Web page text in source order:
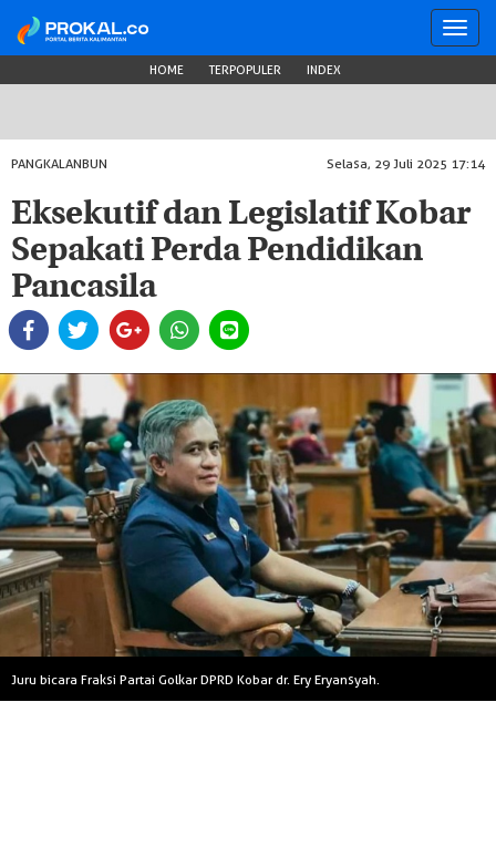
HOME TERPOPULER INDEX
PANGKALANBUN Selasa, 29 Juli 2025 17:14
Eksekutif dan Legislatif Kobar
Sepakati Perda Pendidikan
Pancasila
Juru bicara Fraksi Partai Golkar DPRD Kobar dr. Ery Eryansyah.